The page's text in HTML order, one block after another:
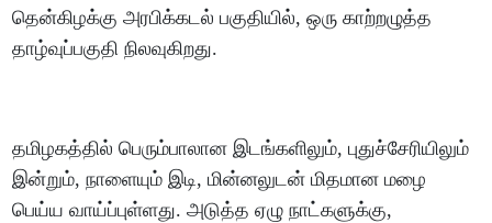
தென்கிழக்கு அரபிக்கடல் பகுதியில், ஒரு காற்றழுத்த
தாழ்வுப்பகுதி நிலவுகிறது.
தமிழகத்தில் பெரும்பாலான இடங்களிலும், புதுச்சேரியிலும்
இன்றும், நாளையும் இடி, மின்னலுடன் மிதமான மழை
பெய்ய வாய்ப்புள்ளது. அடுத்த ஏழு நாட்களுக்கு,